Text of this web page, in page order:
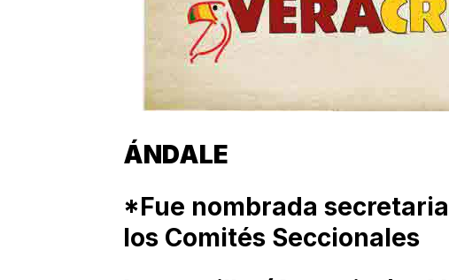
ÁNDALE
*Fue nombrada
los Comités Seccionales